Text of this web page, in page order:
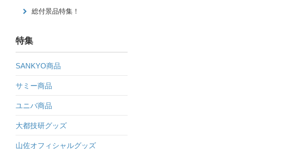
総付景品特集！
特集
SANKYO商品
サミー商品
ユニバ商品
大都技研グッズ
山佐オフィシャルグッズ